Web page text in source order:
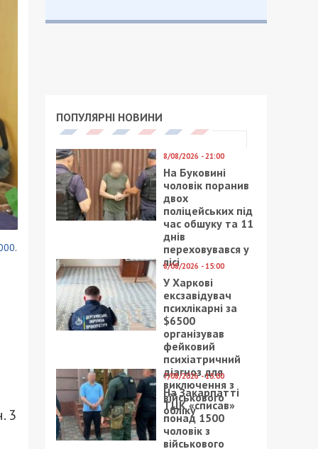
.
3
ПОПУЛЯРНІ НОВИНИ
8/08/2026 - 21:00
На Буковині
чоловік поранив
двох
поліцейських під
час обшуку та 11
днів
переховувався у
лісі
8/08/2026 - 15:00
У Харкові
ексзавідувач
психлікарні за
$6500
організував
фейковий
психіатричний
діагноз для
виключення з
військового
обліку
7/08/2026 - 15:00
На Закарпатті
ТЦК «списав»
понад 1500
чоловік з
військового